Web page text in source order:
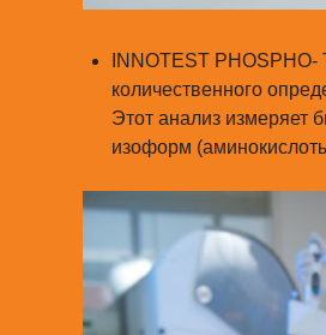
INNOTEST
количественного
Этот анализ измеряет
изоформ